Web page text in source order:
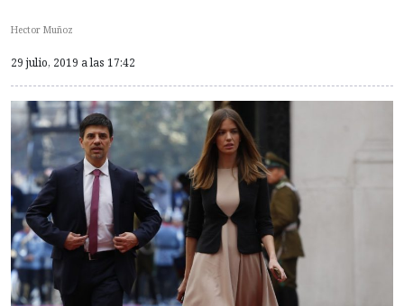
Hector Muñoz
29 julio, 2019 a las 17:42